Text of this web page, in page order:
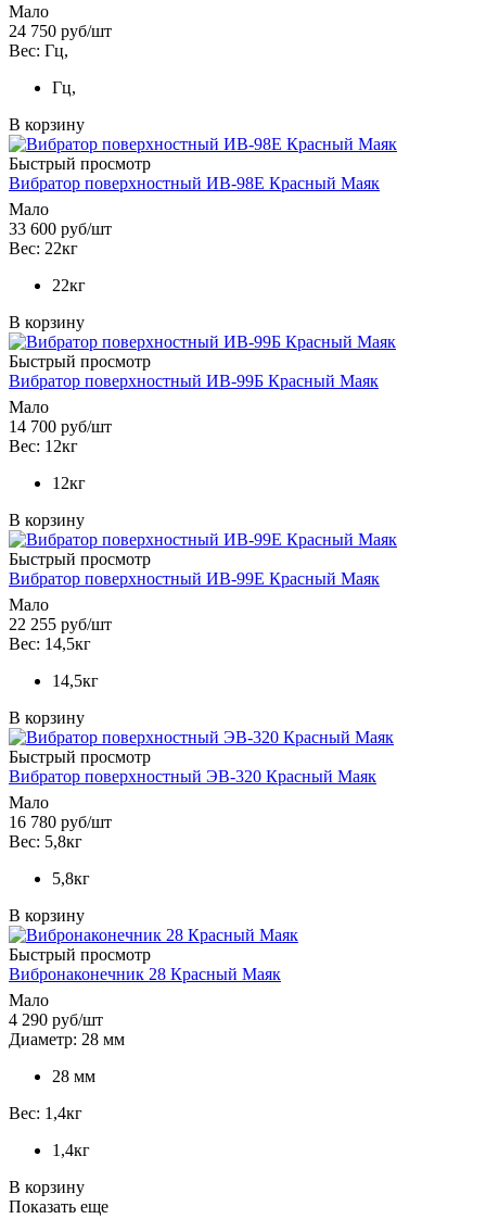
Мало
24 750 руб/шт
Вес: Гц,
Гц,
В корзину
Быстрый просмотр
Вибратор поверхностный ИВ-98Е Красный Маяк
Мало
33 600 руб/шт
Вес: 22кг
22кг
В корзину
Быстрый просмотр
Вибратор поверхностный ИВ-99Б Красный Маяк
Мало
14 700 руб/шт
Вес: 12кг
12кг
В корзину
Быстрый просмотр
Вибратор поверхностный ИВ-99Е Красный Маяк
Мало
22 255 руб/шт
Вес: 14,5кг
14,5кг
В корзину
Быстрый просмотр
Вибратор поверхностный ЭВ-320 Красный Маяк
Мало
16 780 руб/шт
Вес: 5,8кг
5,8кг
В корзину
Быстрый просмотр
Вибронаконечник 28 Красный Маяк
Мало
4 290 руб/шт
Диаметр: 28 мм
28 мм
Вес: 1,4кг
1,4кг
В корзину
Показать еще